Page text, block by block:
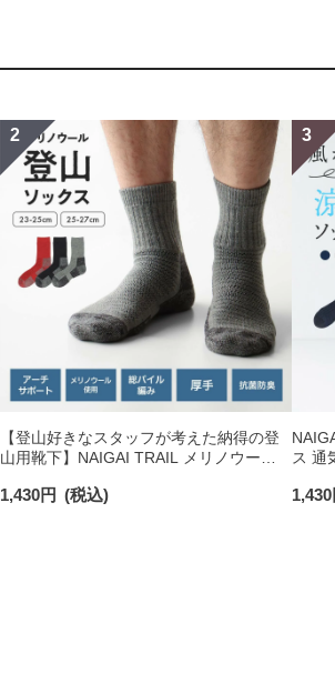
【登山好きなスタッフが考えた納得の登
山用靴下】NAIGAI TRAIL メリノウール
最短翌日発送】90301018
1,430円 (税込)
ス 通
1,430